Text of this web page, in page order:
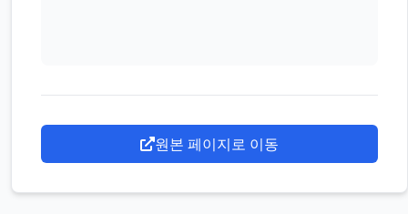
원본 페이지로 이동